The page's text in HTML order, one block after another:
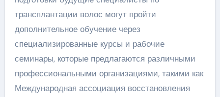
трансплантации волос могут пройти
дополнительное обучение через
специализированные курсы и рабочие
семинары, которые предлагаются различными
профессиональными организациями, такими как
Международная ассоциация восстановления